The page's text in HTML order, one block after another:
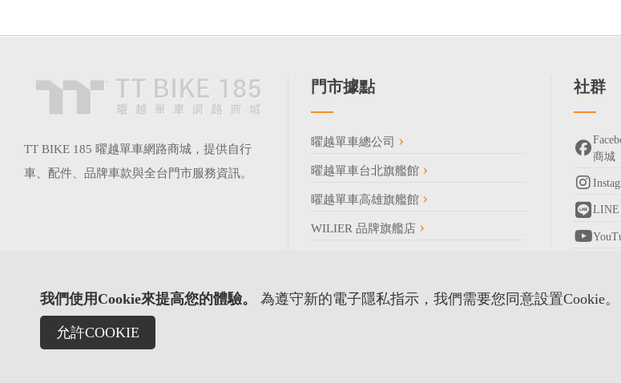
我們使用Cookie來提高您的體驗。 為遵守新的電子隱私指示，我們需要您同意設置Cookie。
允許COOKIE
TT BIKE 185 曜越單車網路商城，提供自行
車、配件、品牌車款與全台門市服務資訊。
門市據點
曜越單車總公司
曜越單車台北旗艦館
曜越單車高雄旗艦館
WILIER 品牌旗艦店
社群
商城
LINE